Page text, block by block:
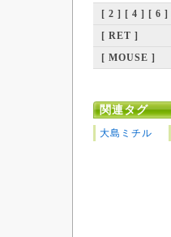
[ 2 ] [ 4 ] [ 6 ]
[ RET ]
[ MOUSE ]
関連タグ
大島ミチル